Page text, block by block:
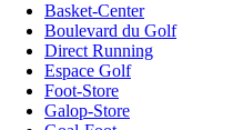
Basket-Center
Boulevard du Golf
Direct Running
Espace Golf
Foot-Store
Galop-Store